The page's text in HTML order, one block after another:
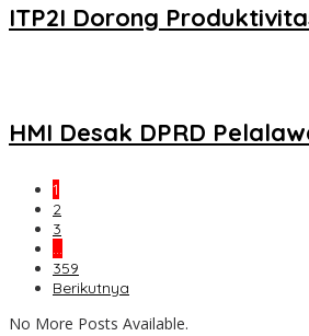
ITP2I Dorong
HMI Desak DPRD
1
2
3
…
359
Berikutnya
No More Posts Available.